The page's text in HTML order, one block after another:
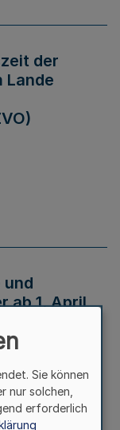
der
Lande
ab 1. April
Sie können
nur solchen,
erforderlich